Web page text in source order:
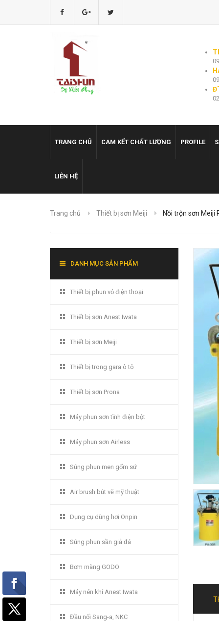
TRANG CHỦ CAM KẾT CHẤT LƯỢNG PROFILE
LIÊN HỆ
Trang chủ Thiết bị sơn Meiji Nồi trộn sơn Meiji
DANH MỤC SẢN PHẨM
Thiết bị phun vỏ điện thoại
Thiết bị sơn Anest Iwata
Thiết bị sơn Meiji
Thiết bị trong gara ô tô
Thiết bị sơn Prona
Máy phun sơn tĩnh điện bột
Máy phun sơn Airless
Súng phun men gốm sứ
Air brush bút vẽ mỹ thuật
Dụng cụ dùng hơi Onpin
Súng phun sần giả đá
Bơm màng GODO
Máy nén khí Anest Iwata
Đầu nối Sang-a, NKC